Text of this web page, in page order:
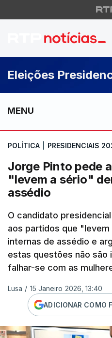
Jorge
Eleições
MENU
POLÍTICA PRESIDENCIAIS
Jorge Pinto pede
"levem a sério"
assédio
O candidato
aos partidos que
internas de assédio e
estas questões não são
falhar-se com as
Lusa / 15 Janeiro 2026, 13:40
ADICIONAR COMO